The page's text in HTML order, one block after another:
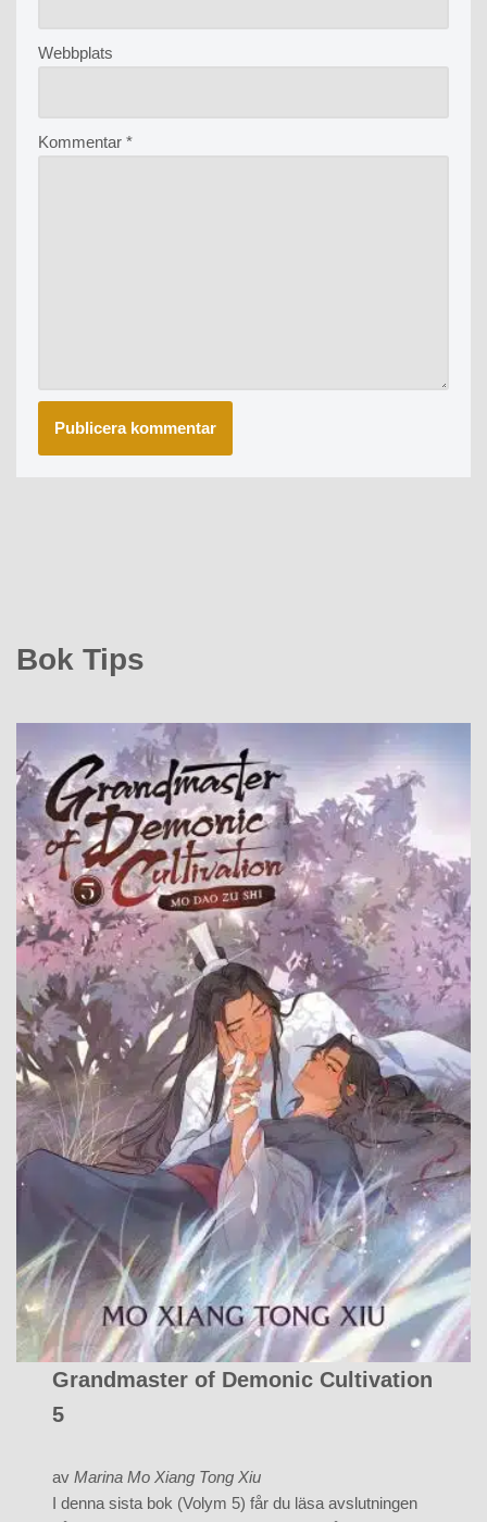
Webbplats
Kommentar *
Bok Tips
Grandmaster of Demonic Cultivation
5
avMarina Mo Xiang Tong Xiu
I denna sista bok (Volym 5) får du läsa avslutningen